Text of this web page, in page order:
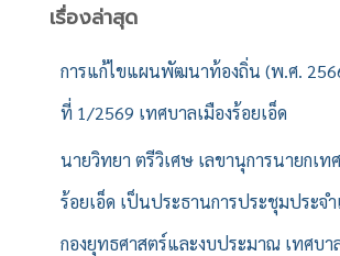
สำ
เรื่องล่าสุด
การแก้ไขแผนพัฒนาท้องถิ่น (พ.ศ.
ที่ 1/2569 เทศบาลเมืองร้อยเอ็ด
นายวิทยา ตรีวิเศษ เลขานุการนายกเท
ร้อยเอ็ด เป็นประธานการประชุมประจ
กองยุทธศาสตร์และงบประมาณ เทศบา